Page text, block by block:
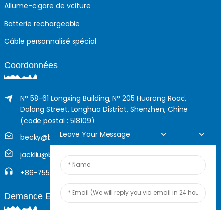
Allume-cigare de voiture
Batterie rechargeable
Câble personnalisé spécial
Coordonnées
N° 58-61 Longxing Building, N° 205 Huarong Road,
Dalang Street, Longhua District, Shenzhen, Chine
(code postal : 518109)
becky@boyingcable.com
jackliu@boyingcable.com
+86-755-21014277
Demande En Ligne
Leave Your Message